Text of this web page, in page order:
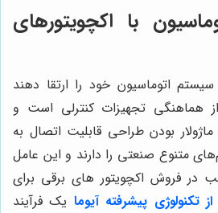
با اکچویتورهای
اتوماسیون خود را ارتقا دهند
هماهنگی تجهیزات کنترلی است و
بودن طراحی قابلیت اتصال به
متنوع صنعتی را دارند و این عامل
در فروش اکچویتور های برقی برای
تکنولوژی پیشرفته آیوما یک فرآیند